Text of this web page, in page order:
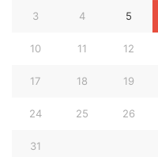
3 4 5
10 11 12
17 18 19
24 25 26
31